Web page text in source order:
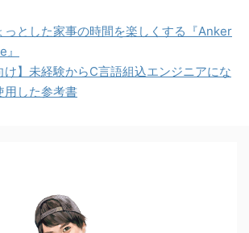
っとした家事の時間を楽しくする『Anker
け】未経験からC言語組込エンジニアにな
用した参考書